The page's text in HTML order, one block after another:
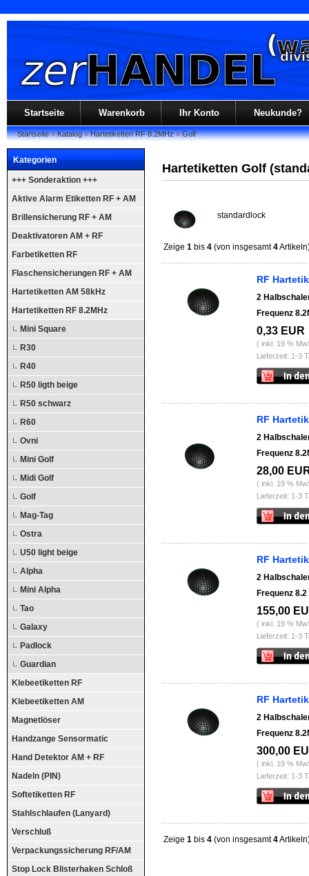
Startseite Warenkorb Ihr Konto Neukunde?
Startseite»Katalog»Hartetiketten RF 8.2MHz»Golf
Kategorien
+++ Sonderaktion +++
Aktive Alarm Etiketten RF + AM
Brillensicherung RF + AM
Deaktivatoren AM + RF
Farbetiketten RF
Flaschensicherungen RF + AM
Hartetiketten AM 58kHz
Hartetiketten RF 8.2MHz
Mini Square
R30
R40
R50 ligth beige
R50 schwarz
R60
Ovni
Mini Golf
Midi Golf
Golf
Mag-Tag
Ostra
U50 light beige
Alpha
Mini Alpha
Tao
Galaxy
Padlock
Guardian
Klebeetiketten RF
Klebeetiketten AM
Magnetlöser
Handzange Sensormatic
Hand Detektor AM + RF
Nadeln (PIN)
Softetiketten RF
Stahlschlaufen (Lanyard)
Verschluß
Verpackungssicherung RF/AM
Stop Lock Blisterhaken Schloß
Hartetiketten Golf
standardlock
Zeige 1 bis 4 (von insgesamt4
RF
2
Frequenz
0,33 EUR
( inkl. 19 %
Lieferzeit: 1-3
RF
2
Frequenz
28,00
( inkl. 19 %
Lieferzeit: 1-3
RF
2
Frequenz
155,00
( inkl. 19 %
Lieferzeit: 1-3
RF
2
Frequenz
300,00
( inkl. 19 %
Lieferzeit: 1-3
Zeige 1 bis 4 (von insgesamt4